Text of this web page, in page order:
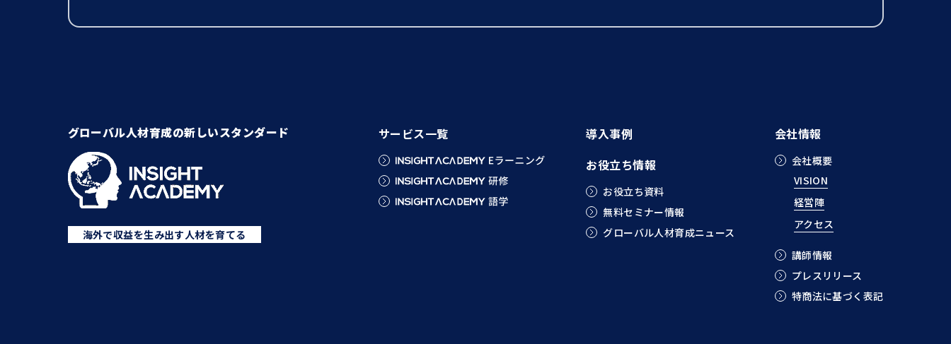
グローバル人材育成の新しいスタンダード
海外で収益を生み出す人材を育てる
サービス一覧
導入事例
お役立ち情報
お役立ち資料
無料セミナー情報
グローバル人材育成ニュース
会社情報
会社概要
VISION
経営陣
アクセス
講師情報
プレスリリース
特商法に基づく表記